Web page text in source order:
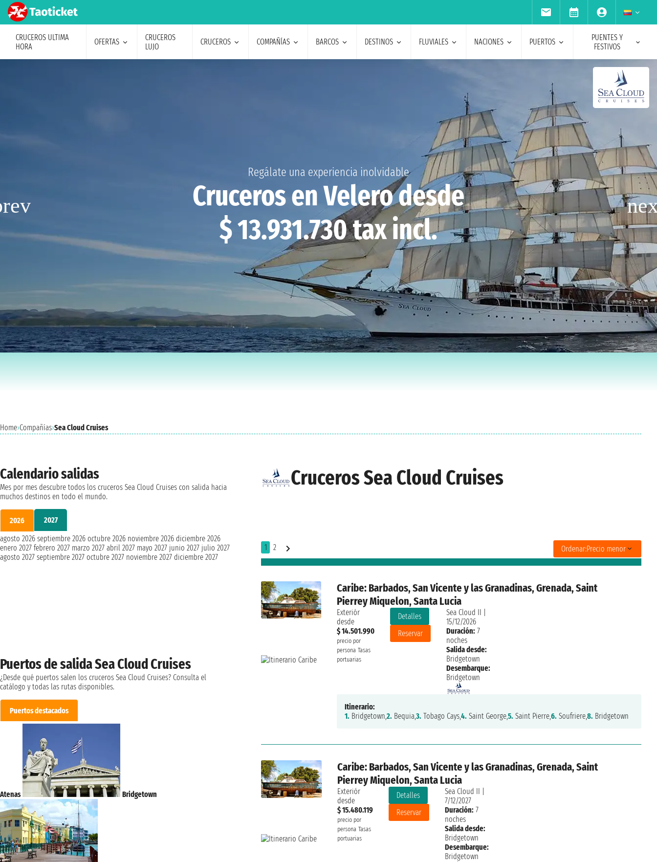
CRUCEROS ULTIMA
HORA
OFERTAS
CRUCEROS
LUJO
CRUCEROS COMPAÑÍAS BARCOS DESTINOS FLUVIALES NACIONES PUERTOS
PUENTES Y
FESTIVOS
Regálate una experiencia inolvidable
Cruceros en Velero desde
$ 13.931.730 tax incl.
Home›Compañías›Sea Cloud Cruises
Cruceros Sea Cloud Cruises
1 2 Ordenar:Precio menor
Caribe: Barbados, San Vicente y las Granadinas, Grenada, Saint
Pierrey Miquelon, Santa Lucia
Exteriór
desde
$ 14.501.990
precio por
persona Tasas
portuarias
Detalles
Reservar
Sea Cloud II
15/12/2026
Duración: 7
noches
Salida desde:
Bridgetown
Desembarque:
Bridgetown
Itinerario:
1. Bridgetown,2. Bequia,3. Tobago Cays,4. Saint George,5. Saint Pierre,6. Soufriere,8. Bridgetown
Caribe: Barbados, San Vicente y las Granadinas, Grenada, Saint
Pierrey Miquelon, Santa Lucia
Exteriór
desde
$ 15.480.119
precio por
persona Tasas
portuarias
Detalles
Reservar
Sea Cloud II
7/12/2027
Duración: 7
noches
Salida desde:
Bridgetown
Desembarque:
Bridgetown
Calendario salidas
Mes por mes descubre todos los cruceros Sea Cloud Cruises con salida hacia
muchos destinos en todo el mundo.
2026
2027
agosto 2026 septiembre 2026 octubre 2026 noviembre 2026 diciembre 2026
enero 2027 febrero 2027 marzo 2027 abril 2027 mayo 2027 junio 2027 julio 2027
agosto 2027 septiembre 2027 octubre 2027 noviembre 2027 diciembre 2027
Puertos de salida Sea Cloud Cruises
¿Desde qué puertos salen los cruceros Sea Cloud Cruises? Consulta el
catálogo y todas las rutas disponibles.
Puertos destacados
Atenas Bridgetown